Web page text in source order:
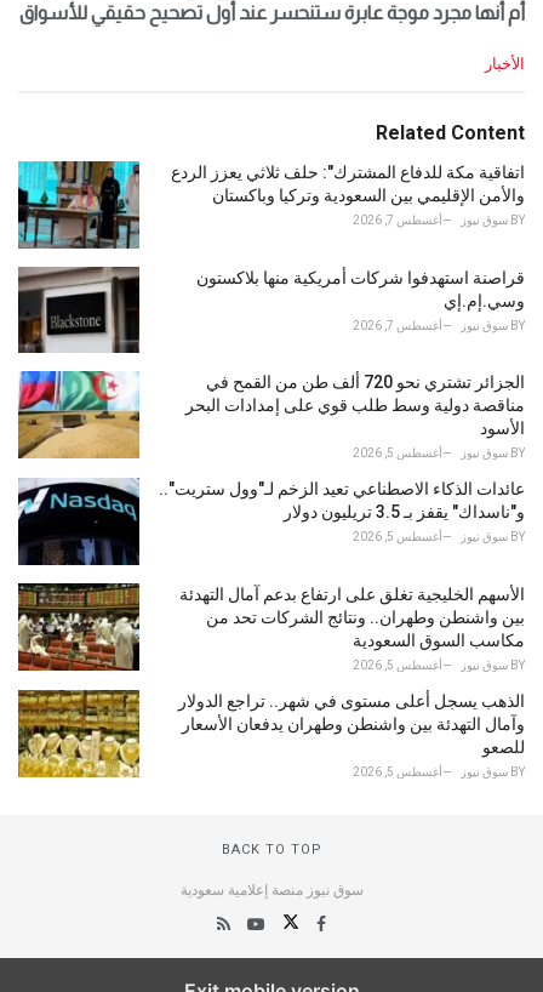
أم أنها مجرد موجة عابرة ستنحسر عند أول تصحيح حقيقي للأسواق
C
e
o
r
i
:
الأخبار
Related Content
اتفاقية مكة للدفاع المشترك": حلف ثلاثي يعزز الردع
والأمن الإقليمي بين السعودية وتركيا وباكستان
BY سوق نيوز أغسطس 7, 2026
قراصنة استهدفوا شركات أمريكية منها بلاكستون
وسي.إم.إي
BY سوق نيوز أغسطس 7, 2026
الجزائر تشتري نحو 720 ألف طن من القمح في
مناقصة دولية وسط طلب قوي على إمدادات البحر
الأسود
BY سوق نيوز أغسطس 5, 2026
عائدات الذكاء الاصطناعي تعيد الزخم لـ"وول ستريت"..
و"ناسداك" يقفز بـ 3.5 تريليون دولار
BY سوق نيوز أغسطس 5, 2026
الأسهم الخليجية تغلق على ارتفاع بدعم آمال التهدئة
بين واشنطن وطهران.. ونتائج الشركات تحد من
مكاسب السوق السعودية
BY سوق نيوز أغسطس 5, 2026
الذهب يسجل أعلى مستوى في شهر.. تراجع الدولار
وآمال التهدئة بين واشنطن وطهران يدفعان الأسعار
للصعو
BY سوق نيوز أغسطس 5, 2026
BACK TO TOP
سوق نيوز منصة إعلامية سعودية